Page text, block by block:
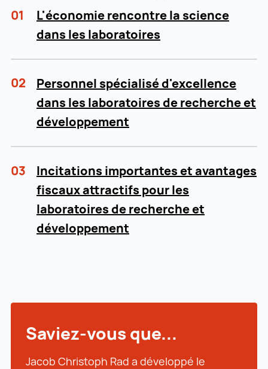
01
L'économie rencontre la science
dans les laboratoires
02
Personnel spécialisé d'excellence
dans les laboratoires de recherche et
développement
03
Incitations importantes et avantages
fiscaux attractifs pour les
laboratoires de recherche et
développement
Saviez-vous que...
Jacob Christoph Rad a développé le